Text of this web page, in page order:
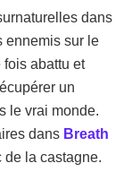
dans
ennemis sur le
abattu et
un
le vrai monde.
dans Breath
de la castagne.